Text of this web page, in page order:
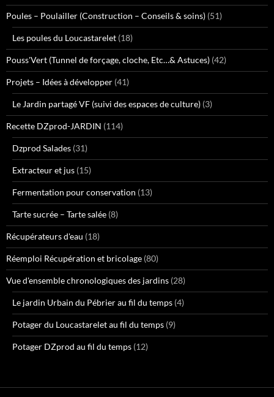
Poules – Poulailler (Construction – Conseils & soins) (51)
Les poules du Loucastarelet (18)
Pouss'Vert (Tunnel de forçage, cloche, Etc…& Astuces) (42)
Projets – Idées à développer (41)
Le Jardin partagé VF (suivi des espaces de culture) (3)
Recette DZprod-JARDIN (114)
Dzprod Salades (31)
Extracteur et jus (15)
Fermentation pour conservation (13)
Tarte sucrée – Tarte salée (8)
Récupérateurs d'eau (18)
Réemploi Récupération et bricolage (80)
Vue d'ensemble chronologiques des jardins (28)
Le jardin Urbain du Pébrier au fil du temps (4)
Potager du Loucastarelet au fil du temps (9)
Potager DZprod au fil du temps (12)